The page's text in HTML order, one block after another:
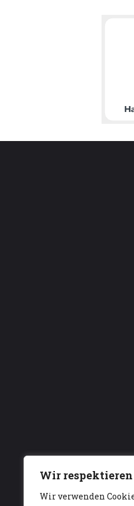
Wir
Wir verwenden